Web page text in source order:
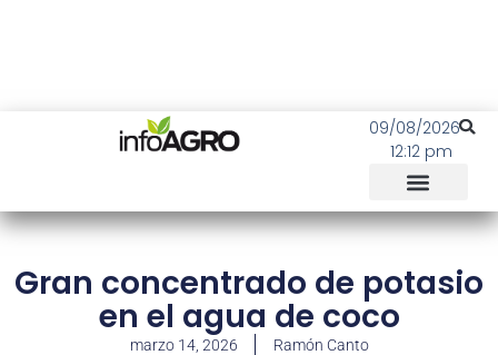
09/08/2026
12:12 pm
Gran concentrado de potasio
en el agua de coco
marzo 14, 2026 Ramón Canto